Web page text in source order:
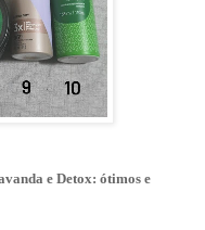
e Detox: ótimos e